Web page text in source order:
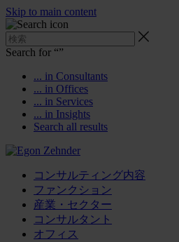
Skip to main content
Search for “”
... in Consultants
... in Offices
... in Services
... in Insights
Search all results
コンサルティング内容
ファンクション
産業・セクター
コンサルタント
オフィス